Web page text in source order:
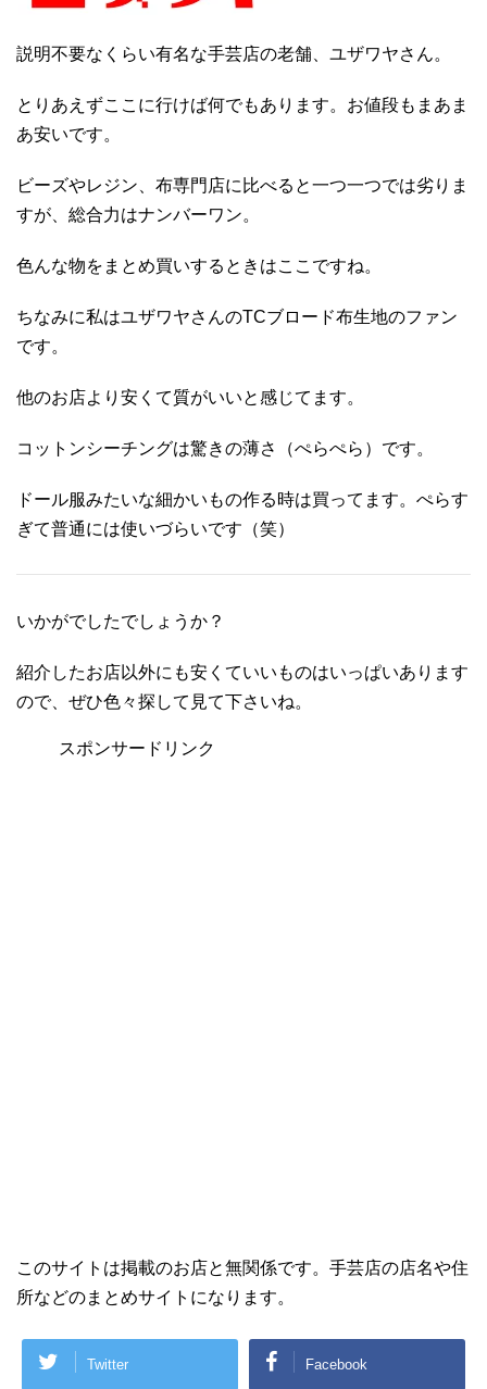
説明不要なくらい有名な手芸店の老舗、ユザワヤさん。
とりあえずここに行けば何でもあります。お値段もまあま
あ安いです。
ビーズやレジン、布専門店に比べると一つ一つでは劣りま
すが、総合力はナンバーワン。
色んな物をまとめ買いするときはここですね。
ちなみに私はユザワヤさんのTCブロード布生地のファン
です。
他のお店より安くて質がいいと感じてます。
コットンシーチングは驚きの薄さ（ぺらぺら）です。
ドール服みたいな細かいもの作る時は買ってます。ぺらす
ぎて普通には使いづらいです（笑）
いかがでしたでしょうか？
紹介したお店以外にも安くていいものはいっぱいあります
ので、ぜひ色々探して見て下さいね。
スポンサードリンク
このサイトは掲載のお店と無関係です。手芸店の店名や住
所などのまとめサイトになります。
Twitter Facebook